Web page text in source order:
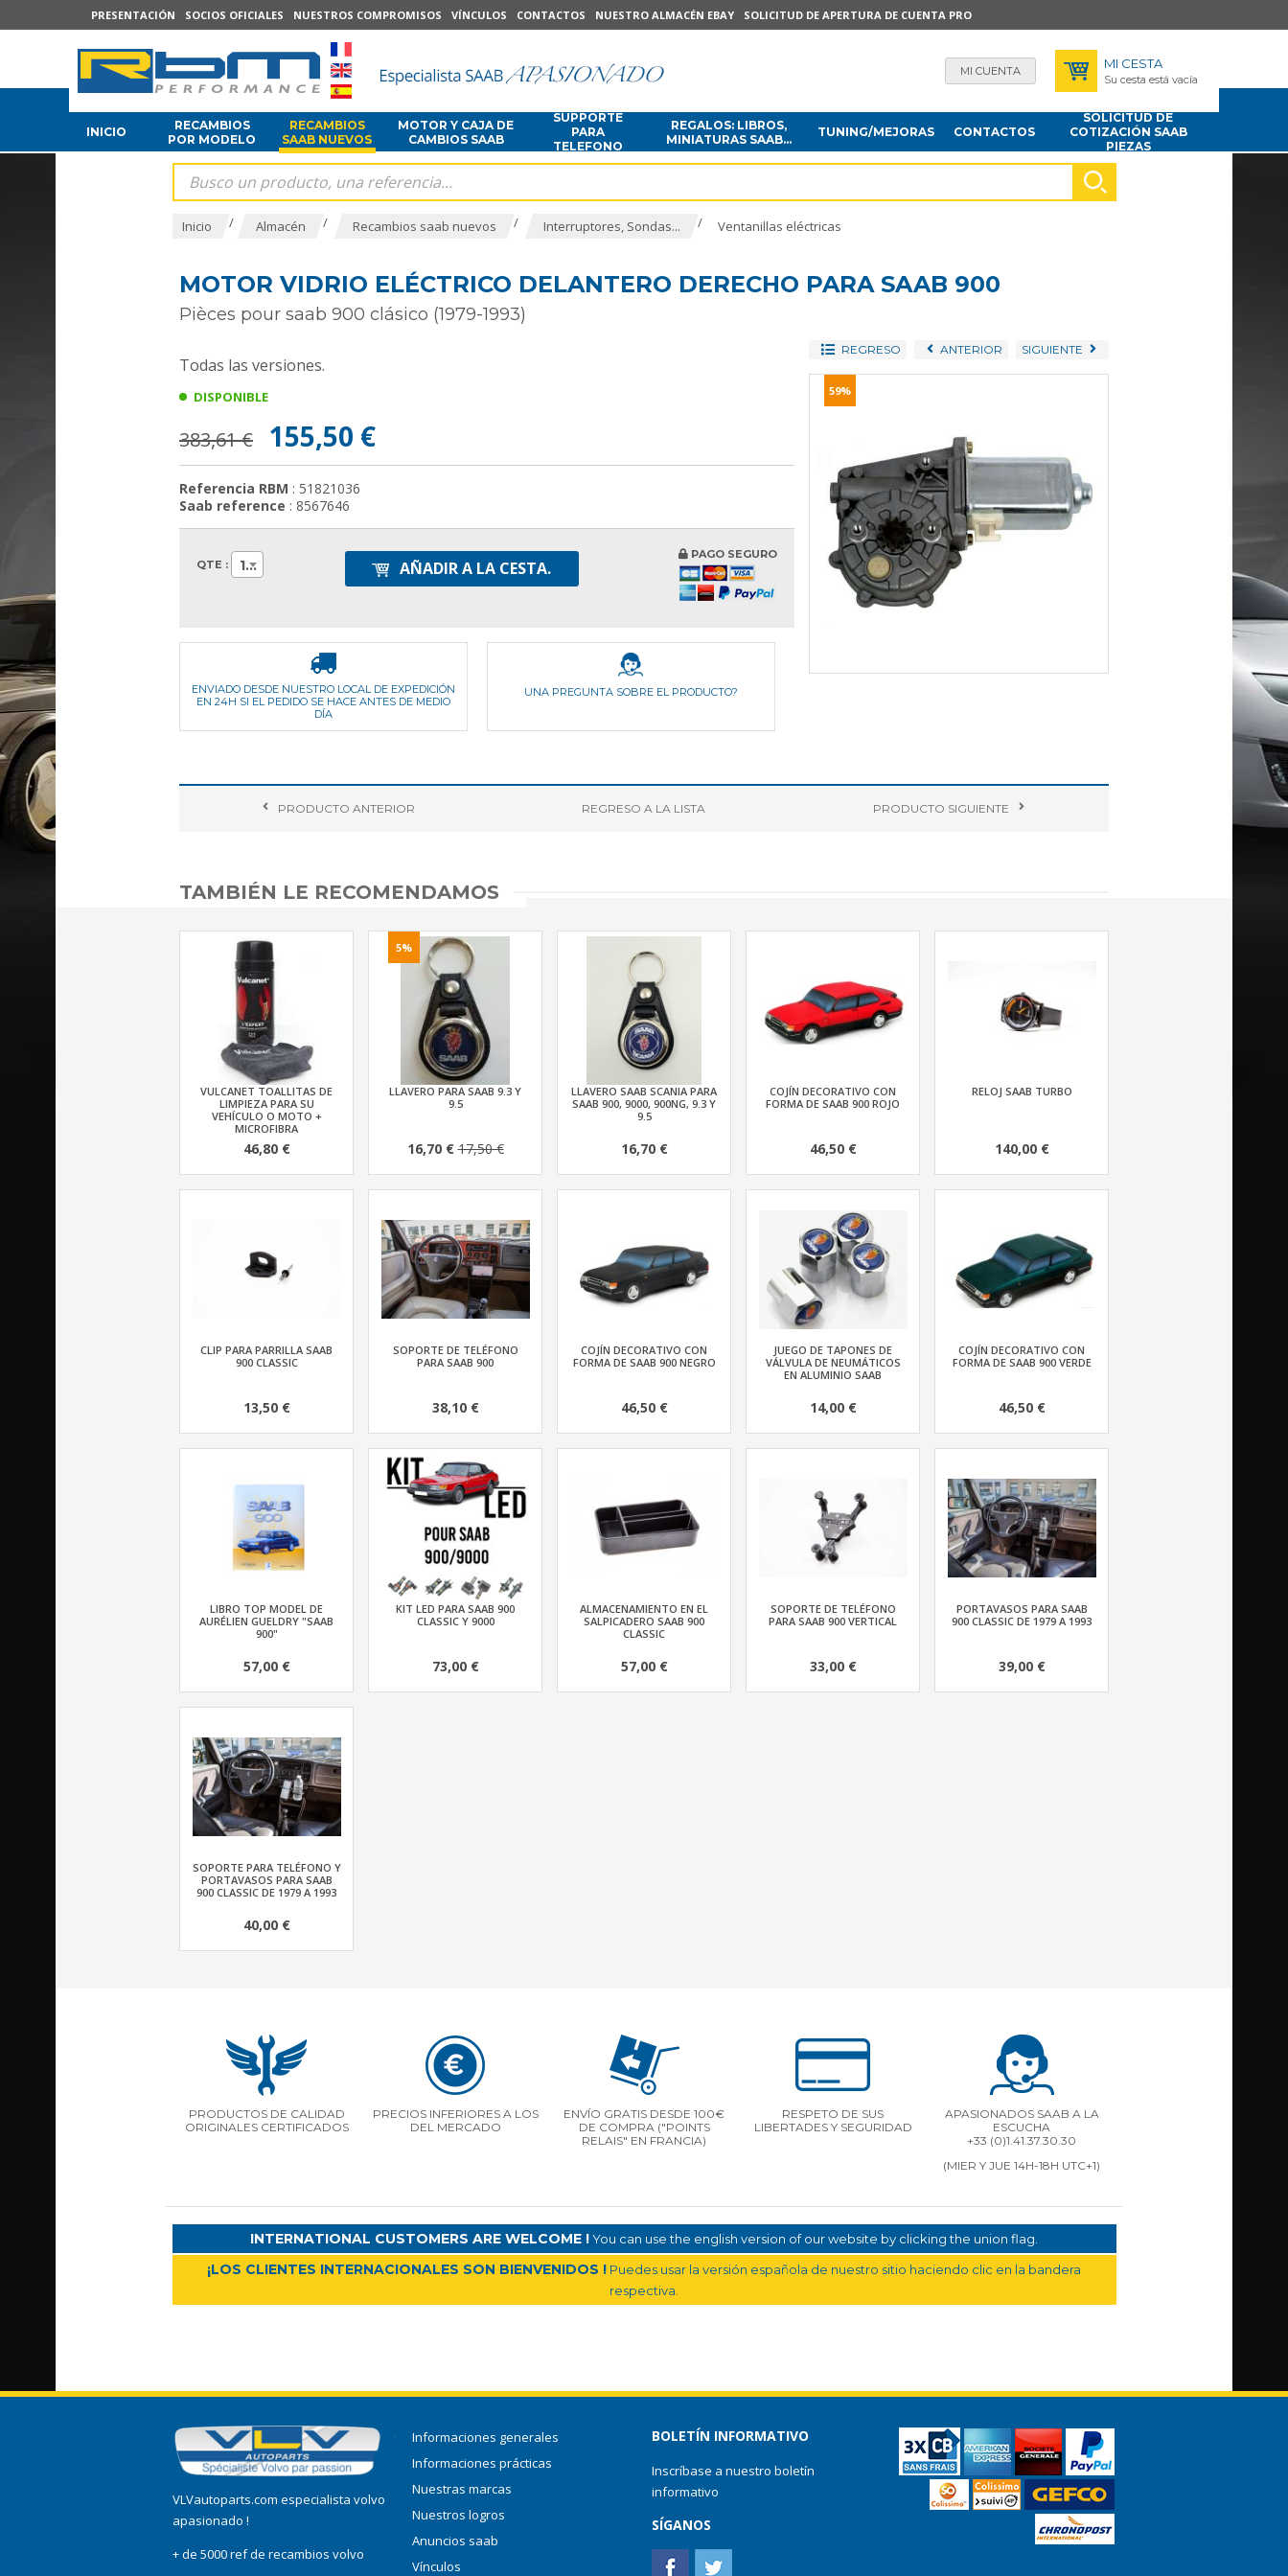
PRESENTACIÓN SOCIOS OFICIALES NUESTROS COMPROMISOS VÍNCULOS CONTACTOS NUESTRO ALMACÉN EBAY SOLICITUD DE APERTURA DE CUENTA PRO
MI CUENTA MI CESTA
Su cesta está vacía
INICIO
RECAMBIOS
POR MODELO
RECAMBIOS
SAAB NUEVOS
MOTOR Y CAJA DE
CAMBIOS SAAB
SUPPORTE
PARA
TELEFONO
REGALOS: LIBROS,
MINIATURAS SAAB...
TUNING/MEJORAS CONTACTOS
SOLICITUD DE
COTIZACIÓN SAAB
PIEZAS
Inicio / Almacén / Recambios saab nuevos / Interruptores, Sondas... / Ventanillas eléctricas
MOTOR VIDRIO ELÉCTRICO DELANTERO DERECHO PARA SAAB 900
Pièces pour saab 900 clásico (1979-1993)
REGRESO ANTERIOR SIGUIENTE
59%
Todas las versiones.
DISPONIBLE
383,61 € 155,50 €
Referencia RBM : 51821036
Saab reference : 8567646
QTE : 1 AÑADIR A LA CESTA.
PAGO SEGURO
ENVIADO DESDE NUESTRO LOCAL DE EXPEDICIÓN
EN 24H SI EL PEDIDO SE HACE ANTES DE MEDIO
DÍA
UNA PREGUNTA SOBRE EL PRODUCTO?
PRODUCTOANTERIOR REGRESO A LA LISTA PRODUCTO SIGUIENTE
TAMBIÉN LE RECOMENDAMOS
VULCANET TOALLITAS DE
LIMPIEZA PARA SU
VEHÍCULO O MOTO +
MICROFIBRA
46,80 €
5%
LLAVERO PARA SAAB 9.3 Y
9.5
16,70 €17,50 €
LLAVERO SAAB SCANIA PARA
SAAB 900, 9000, 900NG, 9.3 Y
9.5
16,70 €
COJÍN DECORATIVO CON
FORMA DE SAAB 900 ROJO
46,50 €
RELOJ SAAB TURBO
140,00 €
CLIP PARA PARRILLA SAAB
900 CLASSIC
13,50 €
SOPORTE DE TELÉFONO
PARA SAAB 900
38,10 €
COJÍN DECORATIVO CON
FORMA DE SAAB 900 NEGRO
46,50 €
JUEGO DE TAPONES DE
VÁLVULA DE NEUMÁTICOS
EN ALUMINIO SAAB
14,00 €
COJÍN DECORATIVO CON
FORMA DE SAAB 900 VERDE
46,50 €
LIBRO TOP MODEL DE
AURÉLIEN GUELDRY "SAAB
900"
57,00 €
KIT LED PARA SAAB 900
CLASSIC Y 9000
73,00 €
ALMACENAMIENTO EN EL
SALPICADERO SAAB 900
CLASSIC
57,00 €
SOPORTE DE TELÉFONO
PARA SAAB 900 VERTICAL
33,00 €
PORTAVASOS PARA SAAB
900 CLASSIC DE 1979 A 1993
39,00 €
SOPORTE PARA TELÉFONO Y
PORTAVASOS PARA SAAB
900 CLASSIC DE 1979 A 1993
40,00 €
PRODUCTOS DE CALIDAD
ORIGINALES CERTIFICADOS
PRECIOS INFERIORES A LOS
DEL MERCADO
ENVÍO GRATIS DESDE 100€
DE COMPRA ("POINTS
RELAIS" EN FRANCIA)
RESPETO DE SUS
LIBERTADES Y SEGURIDAD
APASIONADOS SAAB A LA
ESCUCHA
+33 (0)1.41.37.30.30
(MIER Y JUE 14H-18H UTC+1)
INTERNATIONAL CUSTOMERS ARE WELCOME !You can use the english version of our website by clicking the union flag.
¡LOS CLIENTES INTERNACIONALES SON BIENVENIDOS ! Puedes usar la versión española de nuestro sitio haciendo clic en la bandera
respectiva.
VLVautoparts.com especialista volvo
apasionado !
+ de 5000 ref de recambios volvo
Informaciones generales
Informaciones prácticas
Nuestras marcas
Nuestros logros
Anuncios saab
Vínculos
BOLETÍN INFORMATIVO
Inscríbase a nuestro boletín
informativo
SÍGANOS